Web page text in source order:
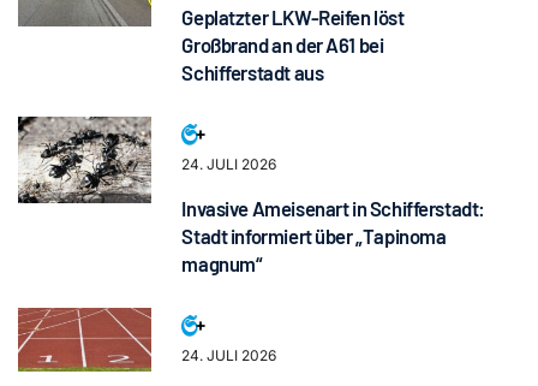
Geplatzter LKW-Reifen löst
Großbrand an der A61 bei
Schifferstadt aus
24. JULI 2026
Invasive Ameisenart in Schifferstadt:
Stadt informiert über „Tapinoma
magnum“
24. JULI 2026